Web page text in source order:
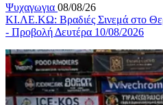
Ψυχαγωγια 08/08/26
ΚΙ.ΛΕ.ΚΩ: Βραδιές Σινεμά στο
- Προβολή Δευτέρα 10/08/2026